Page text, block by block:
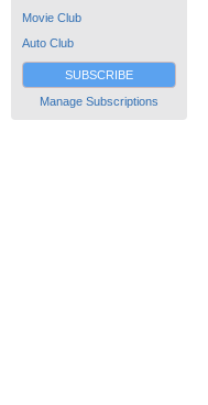
Movie Club
Auto Club
SUBSCRIBE
Manage Subscriptions